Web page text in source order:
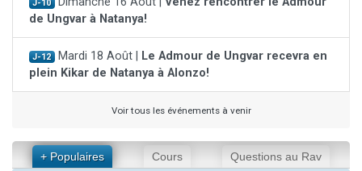
J-10
de Ungvar à Natanya!
J-12 Mardi 18 Août |
Le Admour de Ungvar recevra en
plein Kikar de Natanya à Alonzo!
Voir tous les événements à venir
+ Populaires Cours Questions au Rav